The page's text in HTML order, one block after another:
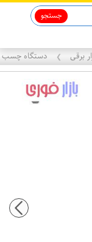
جستجو
برقی ❯ دستگاه چسب